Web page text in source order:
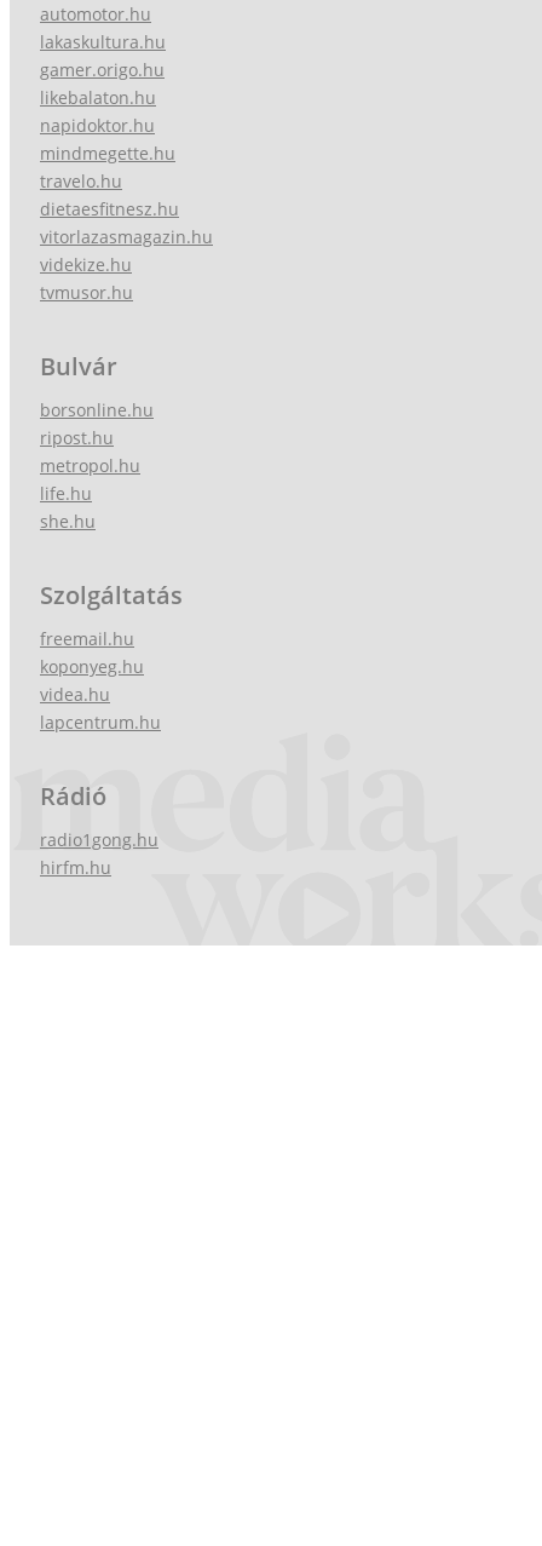
automotor.hu
lakaskultura.hu
gamer.origo.hu
likebalaton.hu
napidoktor.hu
mindmegette.hu
travelo.hu
dietaesfitnesz.hu
vitorlazasmagazin.hu
videkize.hu
tvmusor.hu
Bulvár
borsonline.hu
ripost.hu
metropol.hu
life.hu
she.hu
Szolgáltatás
freemail.hu
koponyeg.hu
videa.hu
lapcentrum.hu
Rádió
radio1gong.hu
hirfm.hu